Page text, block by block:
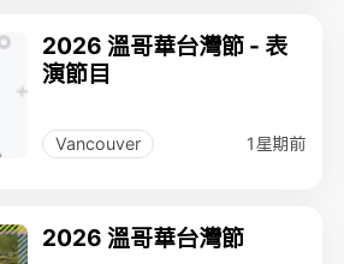
2026 溫哥華台灣節 - 表
演節目
Vancouver 1星期前
2026 溫哥華台灣節